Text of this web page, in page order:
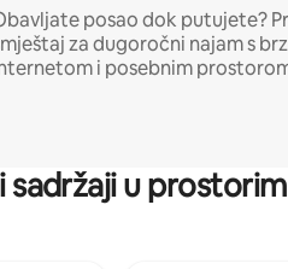
posao dok putujete?
za dugoročni najam s
i posebnim
sadržaji u